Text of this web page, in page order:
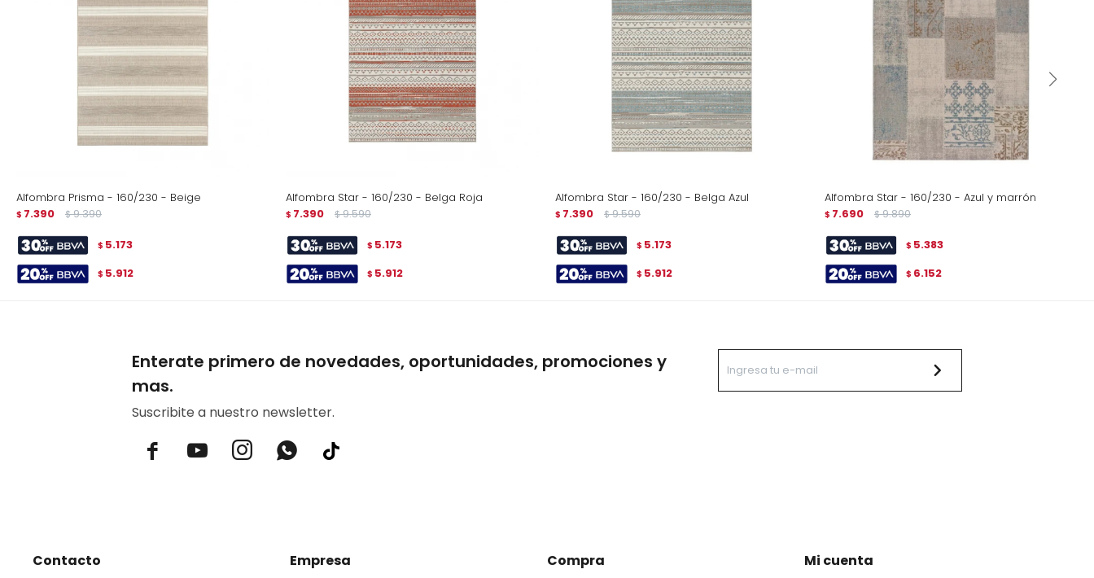
Alfombra Prisma - 160/230 - Beige
$ 7.390 $ 9.390
$ 5.173
$ 5.912
Alfombra Star - 160/230 - Belga Roja
$ 7.390 $ 9.590
$ 5.173
$ 5.912
Alfombra Star - 160/230 - Belga Azul
$ 7.390 $ 9.590
$ 5.173
$ 5.912
Alfombra Star - 160/230 - Azul y marrón
$ 7.690 $ 9.890
$ 5.383
$ 6.152
Enterate primero de novedades, oportunidades, promociones y
mas.
Suscribite a nuestro newsletter.
  
Contacto Empresa Compra Mi cuenta